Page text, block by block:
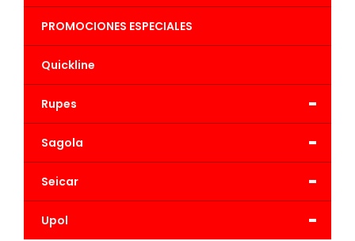
PROMOCIONES ESPECIALES
Quickline
-
Rupes
-
Sagola
-
Seicar
-
Upol